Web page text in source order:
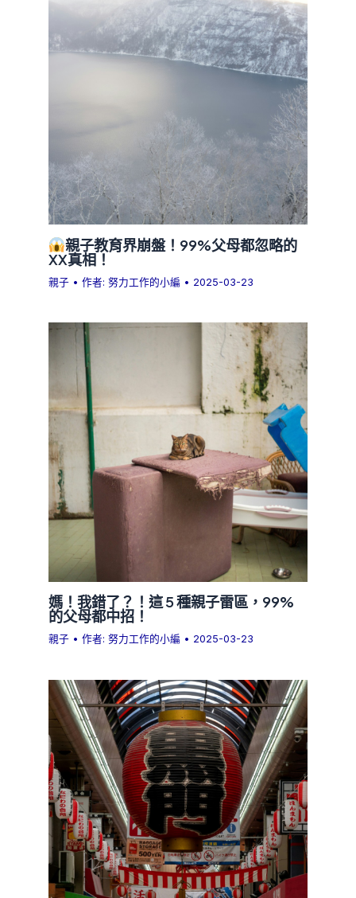
親子教育界崩盤！99%父母都忽略的
XX真相！
親子 • 作者:努力工作的小編 • 2025-03-23
媽！我錯了？！這 5 種親子雷區，99%
的父母都中招！
親子 • 作者:努力工作的小編 • 2025-03-23